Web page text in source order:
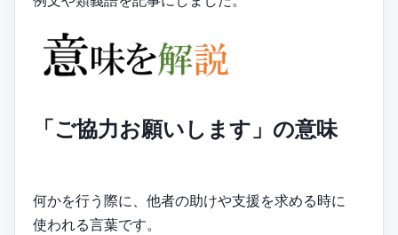
「ご協力お願いします」の意味
何かを行う際に、他者の助けや支援を求める時に
使われる言葉です。